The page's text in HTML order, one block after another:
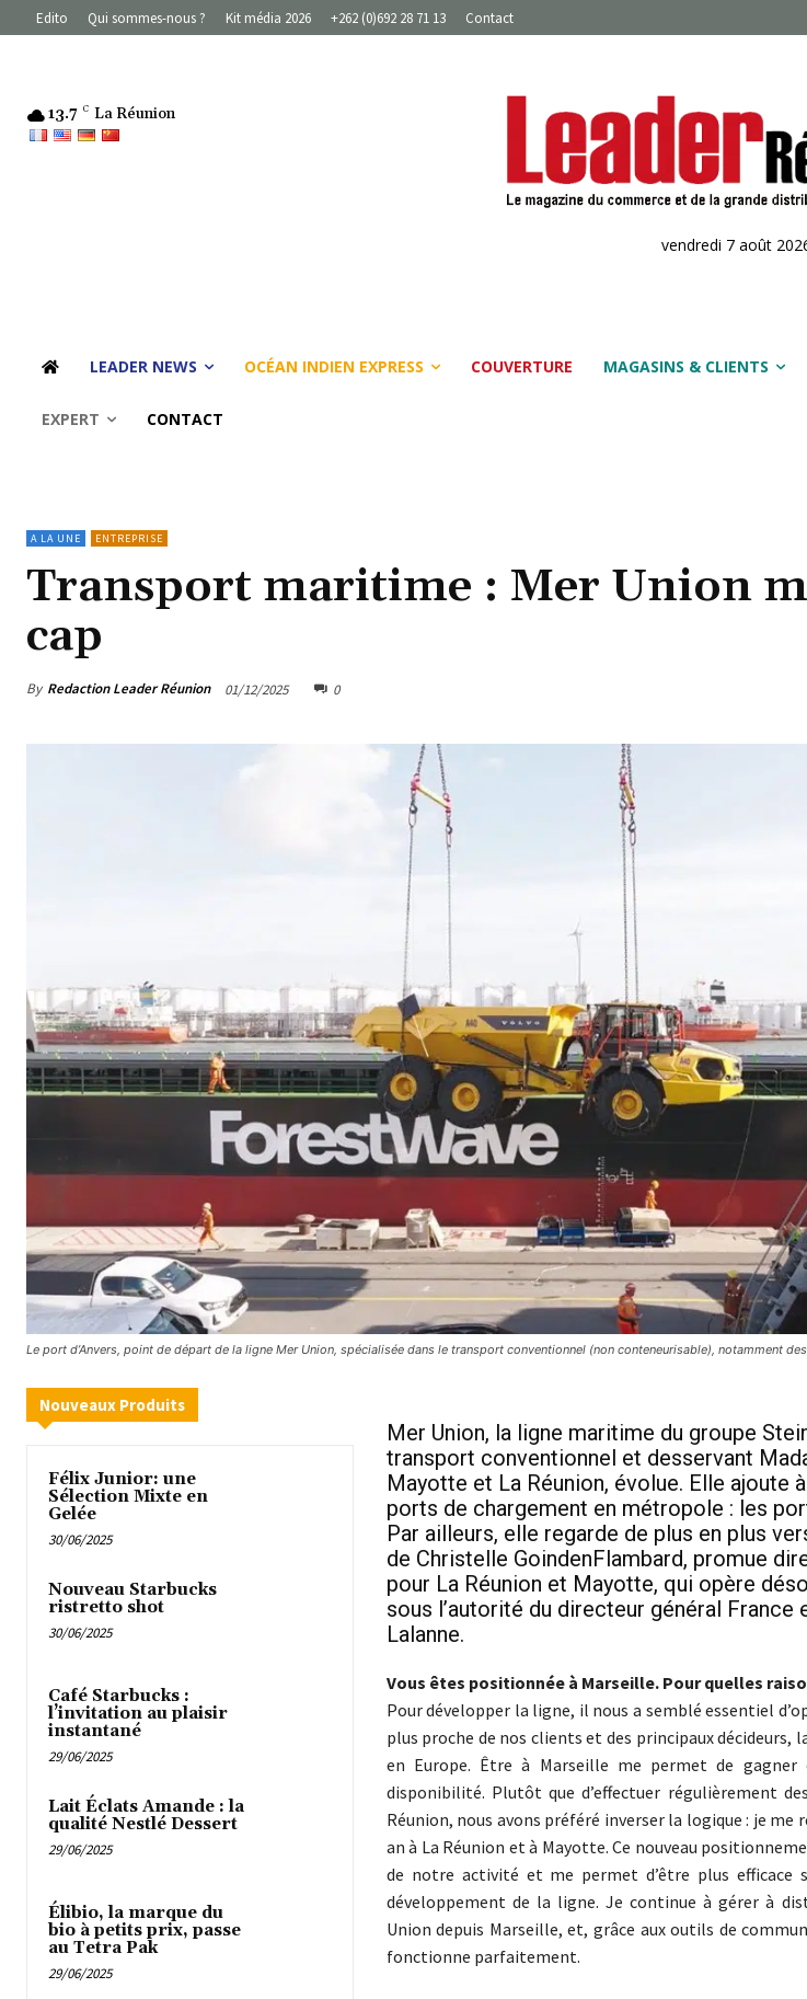
Edito Qui sommes-nous ? Kit média 2026 +262 (0)692 28 71 13 Contact
13.7 C La Réunion
vendredi 7 août
LEADER NEWS OCÉAN INDIEN EXPRESS COUVERTURE MAGASINS & CLIENTS
EXPERT CONTACT
A LA UNE ENTREPRISE
Transport maritime : Mer Union
cap
By Redaction Leader Réunion 01/12/2025 0
Le port d’Anvers, point de départ de la ligne Mer Union, spécialisée dans le transport conventionnel (non conteneurisable), notamment
Nouveaux Produits
Félix Junior: une
Sélection Mixte en
Gelée
30/06/2025
Nouveau Starbucks
ristretto shot
30/06/2025
Café Starbucks :
l’invitation au plaisir
instantané
29/06/2025
Lait Éclats Amande : la
qualité Nestlé Dessert
29/06/2025
Élibio, la marque du
bio à petits prix, passe
au Tetra Pak
29/06/2025
Mer Union, la ligne maritime du groupe
transport conventionnel et desservant
Mayotte et La Réunion, évolue. Elle ajoute
ports de chargement en métropole : les
Par ailleurs, elle regarde de plus en plus
de Christelle GoindenFlambard, promue
pour La Réunion et Mayotte, qui opère
sous l’autorité du directeur général France
Lalanne.
Vous êtes positionnée à Marseille. Pour quelles
Pour développer la ligne, il nous a semblé essentiel
plus proche de nos clients et des principaux décideurs,
en Europe. Être à Marseille me permet de
disponibilité. Plutôt que d’effectuer régulièrement
Réunion, nous avons préféré inverser la logique : je me
an à La Réunion et à Mayotte. Ce nouveau
de notre activité et me permet d’être plus efficace
développement de la ligne. Je continue à gérer à
Union depuis Marseille, et, grâce aux outils de
fonctionne parfaitement.